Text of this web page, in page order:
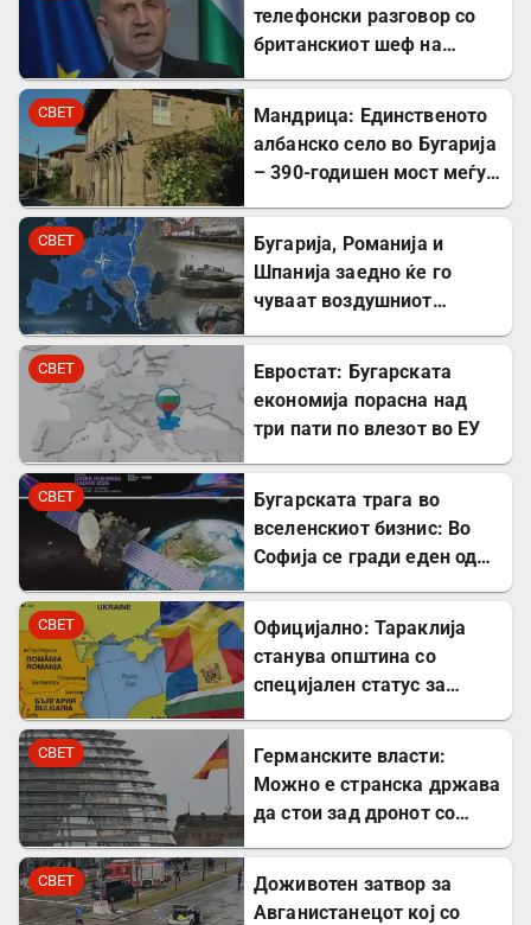
телефонски разговор со
британскиот шеф на
СВЕТ
Мандрица: Единственото
албанско село во Бугарија
– 390-годишен мост меѓу
СВЕТ
Бугарија, Романија и
Шпанија заедно ќе го
чуваат воздушниот
СВЕТ
Евростат: Бугарската
економија порасна над
три пати по влезот во ЕУ
СВЕТ
Бугарската трага во
вселенскиот бизнис: Во
Софија се гради еден од
центри во Европа
СВЕТ
Официјално: Тараклија
станува општина со
специјален статус за
СВЕТ
Германските власти:
Можно е странска држава
да стои зад дронот со
СВЕТ
Доживотен затвор за
Авганистанецот кој со